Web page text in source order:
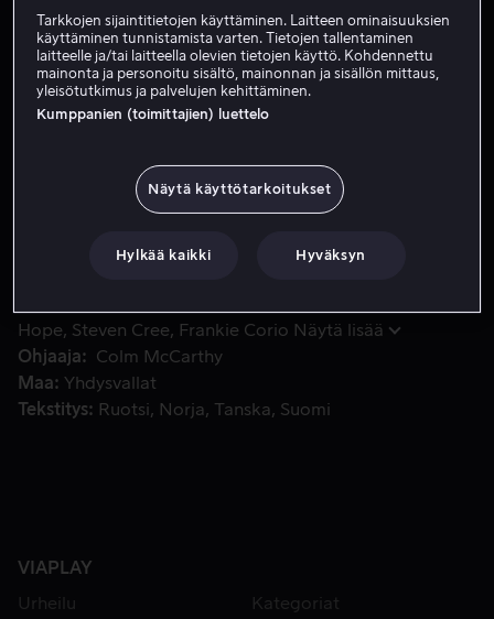
Tilaa nyt
Katso traileri
Jo vuosisatojen ajan vanhemmat eri kulttuureissa ovat
Jo vuosisatojen ajan vanhemmat eri kulttuureissa ovat
varoittaneet lapsiaan legendaarisesta Säkkimiehestä,
joka sieppaa viattomia lapsia. Patrick McKee selvisi
häneen pysyvät arvet. Nyt Patrickia lapsena piinannut
Hope
Steven Cree Frankie Corio Näytä lisää
Ohjaaja
Colm McCarthy
Maa
Yhdysvallat
Tekstitys
Ruotsi Norja Tanska Suomi
VIAPLAY
Urheilu
Kategoriat
Tarkkojen sijaintitietojen käyttäminen. Laitteen ominaisuuksien
käyttäminen tunnistamista varten. Tietojen tallentaminen
laitteelle ja/tai laitteella olevien tietojen käyttö. Kohdennettu
mainonta ja personoitu sisältö, mainonnan ja sisällön mittaus,
yleisötutkimus ja palvelujen kehittäminen.
Kumppanien (toimittajien) luettelo
Näytä käyttötarkoitukset
Hylkää kaikki Hyväksyn